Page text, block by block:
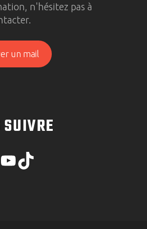
n'hésitez pas à
un mail
SUIVRE